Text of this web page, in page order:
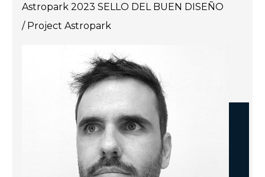
Astropark 2023 SELLO DEL BUEN DISEÑO
/ Project Astropark